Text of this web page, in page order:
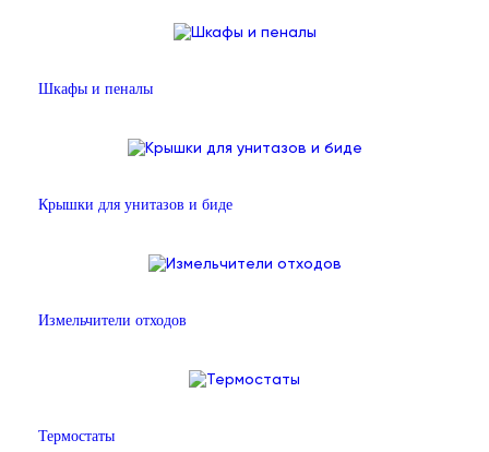
Шкафы и пеналы
Крышки для унитазов и биде
Измельчители отходов
Термостаты